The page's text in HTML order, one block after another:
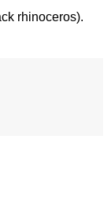
rhinoceros).